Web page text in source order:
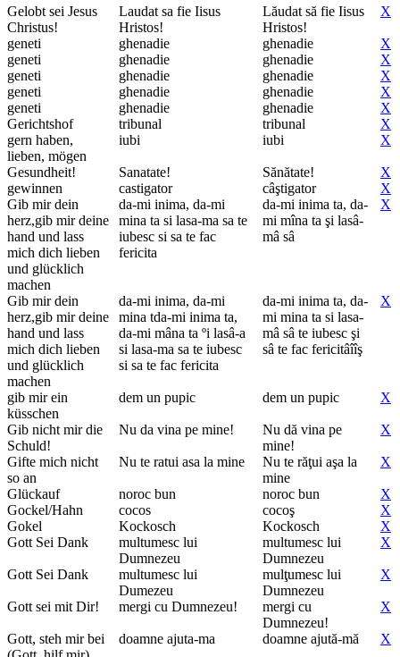
Gelobt sei Jesus
Christus!
Laudat sa fie Iisus
Hristos!
Lăudat să fie Iisus
Hristos!
X
geneti ghenadie ghenadie
X
geneti
ghenadie ghenadie
X
geneti
ghenadie ghenadie
X
geneti
ghenadie ghenadie
X
geneti
ghenadie ghenadie
X
Gerichtshof
tribunal tribunal
X
gern haben,
lieben, mögen
iubi iubi X
Gesundheit! Sanatate! Sănătate!
X
gewinnen
castigator câştigator
X
Gib mir dein
herz,gib mir deine
hand und lass
mich dich lieben
und glücklich
machen
da-mi inima, da-mi
mina ta si lasa-ma sa te
iubesc si sa te fac
fericita
da-mi inima ta, da-
mi mîna ta şi lasâ-
mâ sâ
X
Gib mir dein
herz,gib mir deine
hand und lass
mich dich lieben
und glücklich
machen
da-mi inima, da-mi
mina tda-mi inima ta,
da-mi mâna ta ºi lasâ-a
si lasa-ma sa te iubesc
si sa te fac fericita
da-mi inima ta, da-
mi mina ta si lasa-
mâ sâ te iubesc şi
sâ te fac fericitâîîş
X
gib mir ein
küsschen
dem un pupic dem un pupic X
Gib nicht mir die
Schuld!
Nu da vina pe mine!
Nu dă vina pe
mine!
X
Gifte mich nicht
so an
Nu te ratui asa la mine
Nu te răţui aşa la
mine
X
Glückauf noroc bun noroc bun
X
Gockel/Hahn
cocos cocoş
X
Gokel
Kockosch Kockosch
X
Gott Sei Dank
multumesc lui
Dumnezeu
multumesc lui
Dumnezeu
X
Gott Sei Dank
multumesc lui
Dumezeu
mulţumesc lui
Dumnezeu
X
Gott sei mit Dir! mergi cu Dumnezeu!
mergi cu
Dumnezeu!
X
Gott, steh mir bei
doamne ajuta-ma doamne ajută-mă X